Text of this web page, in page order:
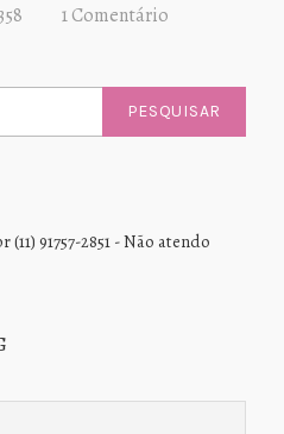
1 Comentário
91757-2851 - Não atendo